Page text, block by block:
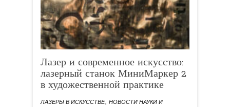
Лазер и современное искусство:
лазерный станок МиниМаркер 2
в художественной практике
ЛАЗЕРЫ В ИСКУССТВЕ, НОВОСТИ НАУКИ И